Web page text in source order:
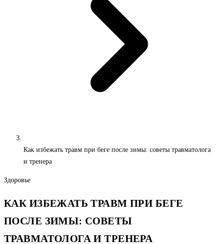
Как избежать травм при беге после зимы: советы травматолога
и тренера
Здоровье
КАК ИЗБЕЖАТЬ ТРАВМ ПРИ БЕГЕ
ПОСЛЕ ЗИМЫ: СОВЕТЫ
ТРАВМАТОЛОГА И ТРЕНЕРА